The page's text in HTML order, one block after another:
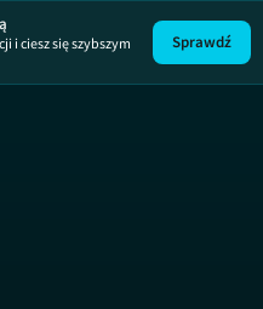
i ciesz się szybszym
Sprawdź